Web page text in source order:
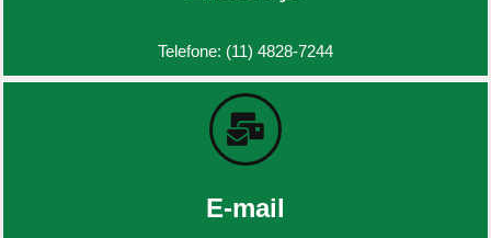
Telefone: (11) 4828-7244
E-mail